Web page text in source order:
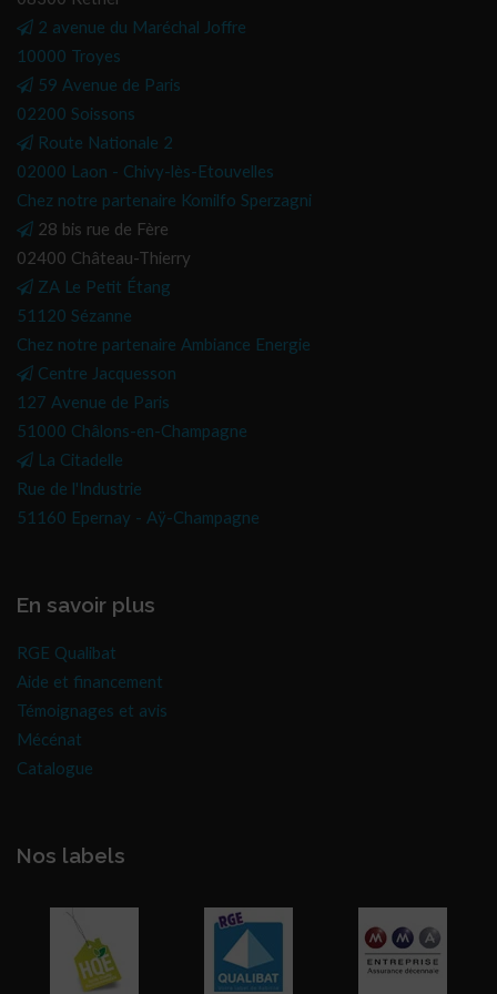
2 avenue du Maréchal Joffre
10000 Troyes
59 Avenue de Paris
02200 Soissons
Route Nationale 2
02000 Laon - Chivy-lès-Etouvelles
Chez notre partenaire Komilfo Sperzagni
28 bis rue de Fère
02400 Château-Thierry
ZA Le Petit Étang
51120 Sézanne
Chez notre partenaire Ambiance Energie
Centre Jacquesson
127 Avenue de Paris
51000 Châlons-en-Champagne
La Citadelle
Rue de l'Industrie
51160 Epernay - Aÿ-Champagne
En savoir plus
RGE Qualibat
Aide et financement
Témoignages et avis
Mécénat
Catalogue
Nos labels